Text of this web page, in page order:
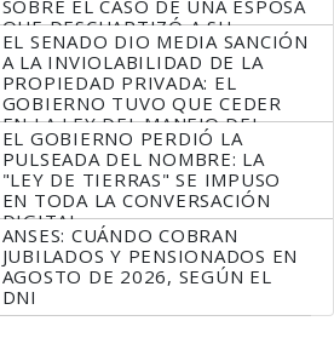
SOBRE EL CASO DE UNA ESPOSA
QUE DESCUARTIZÓ A SU
MARIDO
EL SENADO DIO MEDIA SANCIÓN
A LA INVIOLABILIDAD DE LA
PROPIEDAD PRIVADA: EL
GOBIERNO TUVO QUE CEDER
EN LA LEY DEL MANEJO DEL
FUEGO
EL GOBIERNO PERDIÓ LA
PULSEADA DEL NOMBRE: LA
"LEY DE TIERRAS" SE IMPUSO
EN TODA LA CONVERSACIÓN
DIGITAL
ANSES: CUÁNDO COBRAN
JUBILADOS Y PENSIONADOS EN
AGOSTO DE 2026, SEGÚN EL
DNI